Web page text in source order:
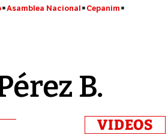
Asamblea Nacional Cepanim
B.
VIDEOS